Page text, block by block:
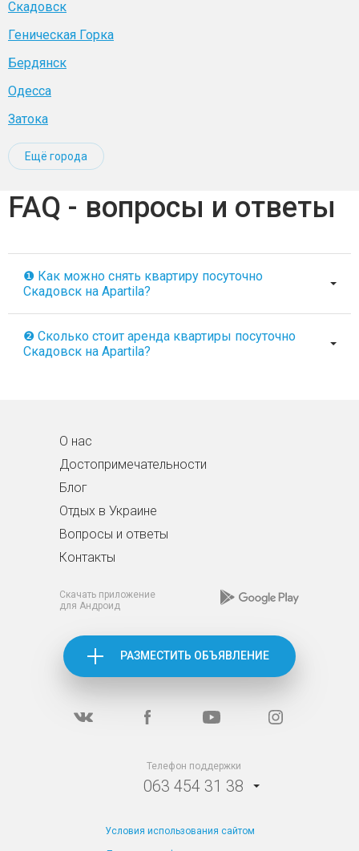
Скадовск
Геническая Горка
Бердянск
Одесса
Затока
Ещё города
FAQ - вопросы и ответы
❶ Как можно снять квартиру посуточно
Скадовск на Apartila?
❷ Сколько стоит аренда квартиры посуточно
Скадовск на Apartila?
О нас
Достопримечательности
Блог
Отдых в Украине
Вопросы и ответы
Контакты
Скачать приложение
для Андроид
РАЗМЕСТИТЬ ОБЪЯВЛЕНИЕ
Телефон поддержки
063 454 31 38
Условия использования сайтом